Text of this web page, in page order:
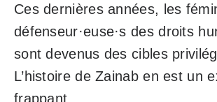
Ces dernières années, les
défenseur·euse·s des droits
sont devenus des cibles
L’histoire de Zainab en est un
frappant.